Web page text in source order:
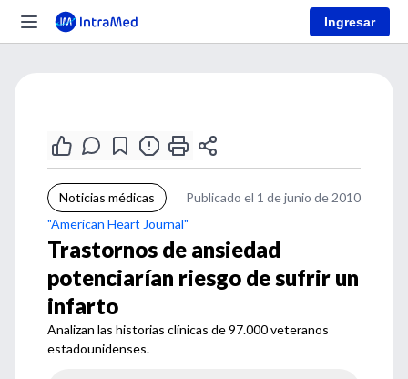
Ingresar
Noticias médicas
Publicado el 1 de junio de 2010
"American Heart Journal"
Trastornos de ansiedad
potenciarían riesgo de sufrir un
infarto
Analizan las historias clínicas de 97.000 veteranos
estadounidenses.